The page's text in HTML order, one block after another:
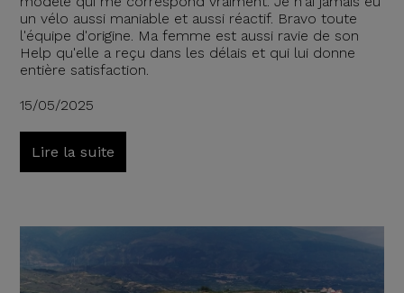
un vélo aussi maniable et aussi réactif. Bravo toute
l'équipe d'origine. Ma femme est aussi ravie de son
Help qu'elle a reçu dans les délais et qui lui donne
entière satisfaction.
15/05/2025
Lire la suite